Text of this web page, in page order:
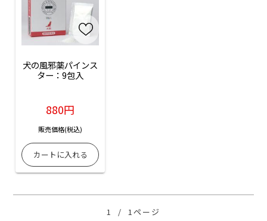
犬の風邪薬パインス
ター：9包入
880円
販売価格(税込)
1 / 1ページ